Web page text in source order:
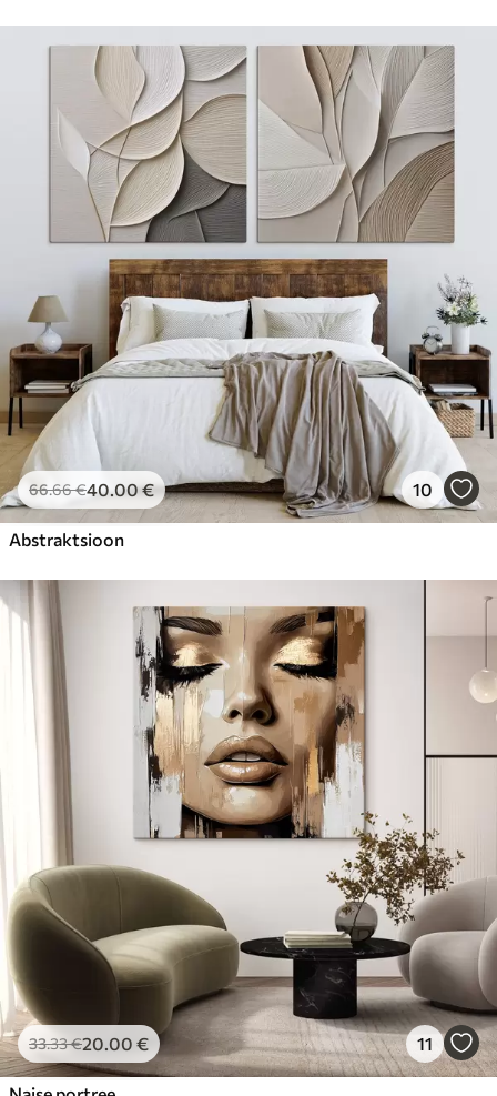
66.66€40.00€ 10
Abstraktsioon
33.33€20.00 € 11